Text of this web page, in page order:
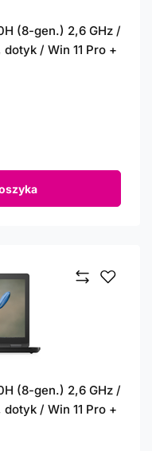
(8-gen.) 2,6 GHz /
/ Win 11 Pro +
(8-gen.) 2,6 GHz /
/ Win 11 Pro +